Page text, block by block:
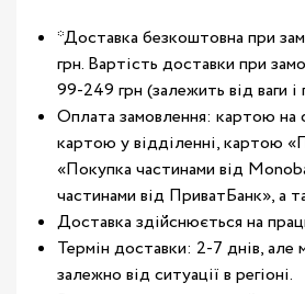
*Доставка безкоштовна при
грн. Вартість доставки при
99-249 грн (залежить від ваги і
Оплата замовлення: картою на
картою у відділенні, картою
«Покупка частинами від
частинами від ПриватБанк», а
Доставка здійснюється на
Термін доставки: 2-7 днів, але
залежно від ситуації в регіоні.